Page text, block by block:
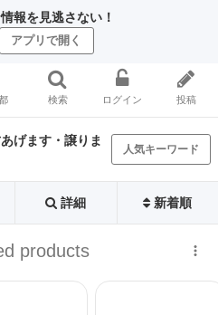
報を見逃さない！
アプリで開く
検索 ログイン 投稿
げます・譲りま
人気キーワード
詳細 新着順